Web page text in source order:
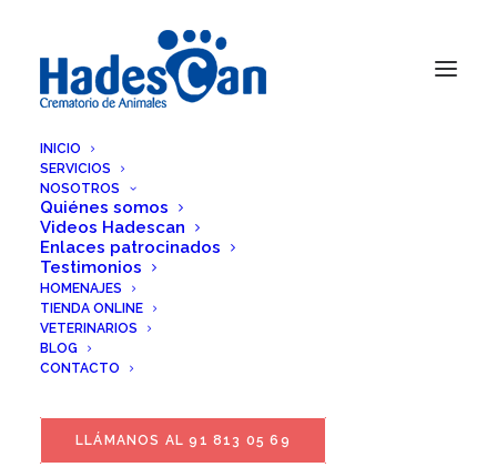
INICIO
SERVICIOS
NOSOTROS
Quiénes somos
Videos Hadescan
Enlaces patrocinados
Testimonios
HOMENAJES
TIENDA ONLINE
VETERINARIOS
BLOG
CONTACTO
LLÁMANOS AL 91 813 05 69